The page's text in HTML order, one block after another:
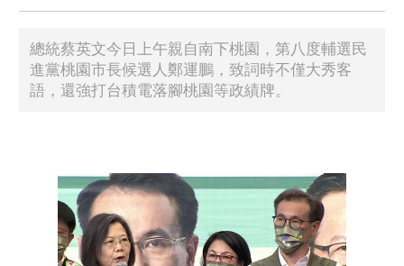
​總統蔡英文今日上午親自南下桃園，第八度輔選民
進黨桃園市長候選人鄭運鵬，致詞時不僅大秀客
語，還強打台積電落腳桃園等政績牌。